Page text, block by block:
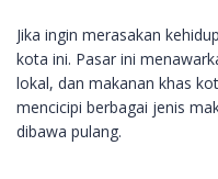
Jika ingin merasakan
kota ini. Pasar ini
lokal, dan makanan khas
mencicipi berbagai jenis
dibawa pulang.